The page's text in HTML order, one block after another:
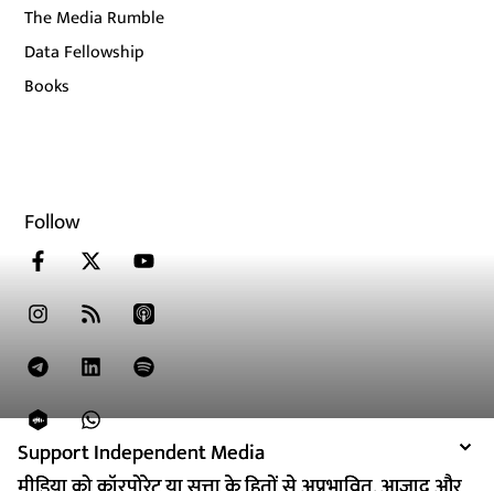
Support Independent Media
Support Independent Media
The Media Rumble
Data Fellowship
Books
Follow